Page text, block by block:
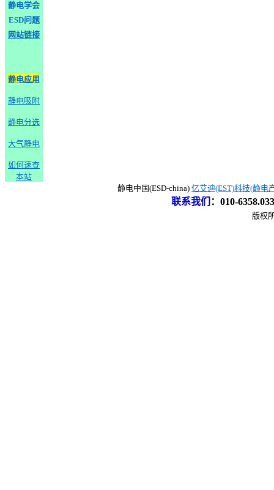
静电学会
ESD问题
网站链接
静电应用
静电吸附
静电分选
大气静电
如何速查
本站
静电中国(ESD-china) 亿艾迪(EST)科技(静电
联系我们 ： 010-
版权